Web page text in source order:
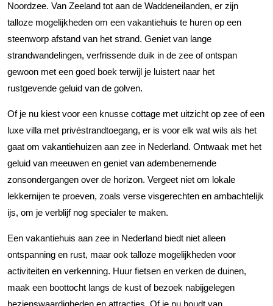
Noordzee. Van Zeeland tot aan de Waddeneilanden, er zijn
talloze mogelijkheden om een vakantiehuis te huren op een
steenworp afstand van het strand. Geniet van lange
strandwandelingen, verfrissende duik in de zee of ontspan
gewoon met een goed boek terwijl je luistert naar het
rustgevende geluid van de golven.
Of je nu kiest voor een knusse cottage met uitzicht op zee of een
luxe villa met privéstrandtoegang, er is voor elk wat wils als het
gaat om vakantiehuizen aan zee in Nederland. Ontwaak met het
geluid van meeuwen en geniet van adembenemende
zonsondergangen over de horizon. Vergeet niet om lokale
lekkernijen te proeven, zoals verse visgerechten en ambachtelijk
ijs, om je verblijf nog specialer te maken.
Een vakantiehuis aan zee in Nederland biedt niet alleen
ontspanning en rust, maar ook talloze mogelijkheden voor
activiteiten en verkenning. Huur fietsen en verken de duinen,
maak een boottocht langs de kust of bezoek nabijgelegen
bezienswaardigheden en attracties. Of je nu houdt van